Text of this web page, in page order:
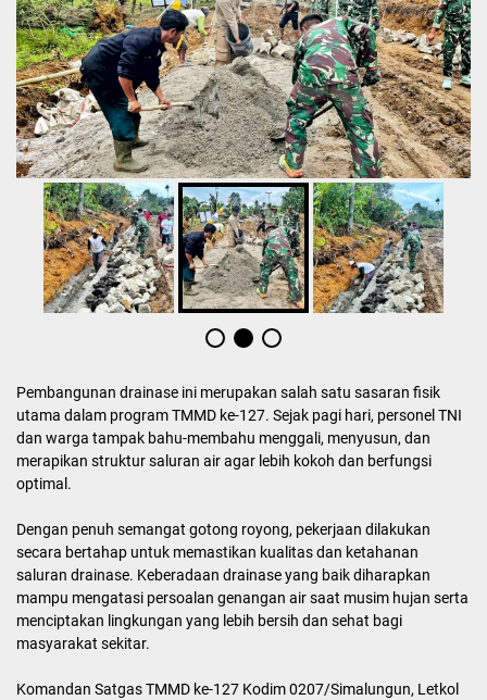
Pembangunan drainase ini merupakan salah satu sasaran fisik
utama dalam program TMMD ke-127. Sejak pagi hari, personel TNI
dan warga tampak bahu-membahu menggali, menyusun, dan
merapikan struktur saluran air agar lebih kokoh dan berfungsi
optimal.
Dengan penuh semangat gotong royong, pekerjaan dilakukan
secara bertahap untuk memastikan kualitas dan ketahanan
saluran drainase. Keberadaan drainase yang baik diharapkan
mampu mengatasi persoalan genangan air saat musim hujan serta
menciptakan lingkungan yang lebih bersih dan sehat bagi
masyarakat sekitar.
Komandan Satgas TMMD ke-127 Kodim 0207/Simalungun, Letkol